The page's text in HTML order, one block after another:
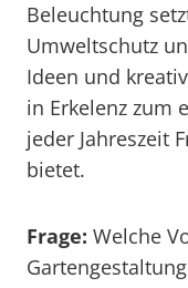
Beleuchtung
Umweltschutz
Ideen und
in Erkelenz zum
jeder Jahreszeit
bietet.
Frage: Welche